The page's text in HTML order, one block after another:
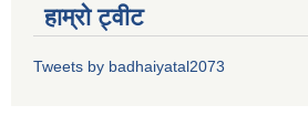
हाम्रो ट्वीट
Tweets by badhaiyatal2073